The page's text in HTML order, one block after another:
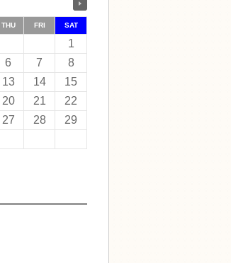
THU FRI SAT
1
6 7
8
13 14
15
20 21
22
27 28
29